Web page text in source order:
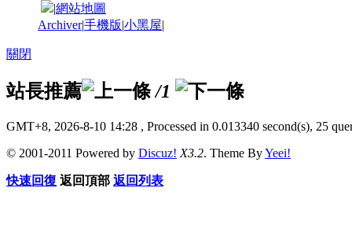
|網站地圖
Archiver|手機版|小黑屋|
關閉
站長推薦 /1
GMT+8, 2026-8-10 14:28 , Processed in 0.013340 second(s), 25
© 2001-2011 Powered by Discuz! X3.2. Theme ByYeei!
快速回復 返回頂部 返回列表